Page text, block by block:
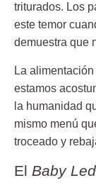
triturados. Los
este temor
demuestra que
La
estamos
la humanidad
mismo menú
troceado y
El Baby